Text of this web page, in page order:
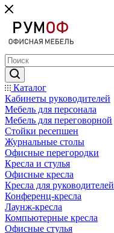
Каталог
Кабинеты руководителей
Мебель для персонала
Мебель для переговорной
Стойки ресепшен
Журнальные столы
Офисные перегородки
Кресла и стулья
Офисные кресла
Кресла для руководителей
Конференц-кресла
Лаунж-кресла
Компьютерные кресла
Офисные стулья